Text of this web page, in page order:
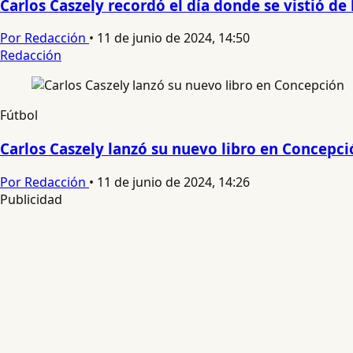
Carlos Caszely recordó el día donde se vistió de
Por Redacción • 11 de junio de 2024, 14:50
Redacción
Fútbol
Carlos Caszely lanzó su nuevo libro en
Por Redacción • 11 de junio de 2024, 14:26
Publicidad